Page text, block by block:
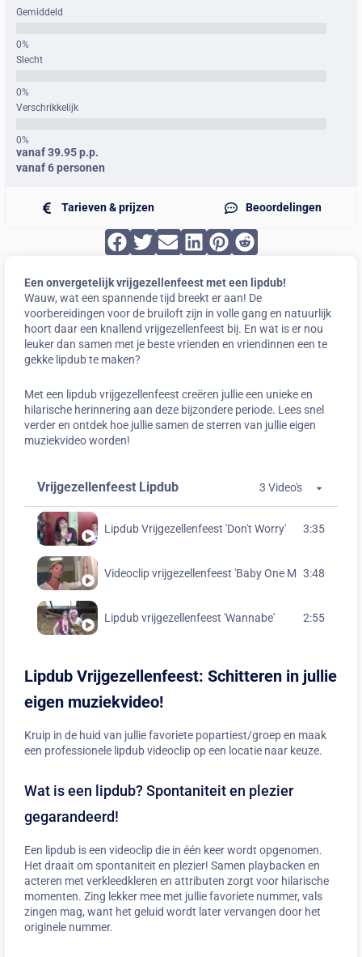
Een onvergetelijk vrijgezellenfeest met een lipdub!
Wauw, wat een spannende tijd breekt er aan! De
voorbereidingen voor de bruiloft zijn in volle gang en natuurlijk
hoort daar een knallend vrijgezellenfeest bij. En wat is er nou
leuker dan samen met je beste vrienden en vriendinnen een te
gekke lipdub te maken?
Met een lipdub vrijgezellenfeest creëren jullie een unieke en
hilarische herinnering aan deze bijzondere periode. Lees snel
verder en ontdek hoe jullie samen de sterren van jullie eigen
muziekvideo worden!
Vrijgezellenfeest Lipdub 3 Video's
Lipdub Vrijgezellenfeest 'Don't Worry' 3:35
Videoclip vrijgezellenfeest 'Baby One More Time'
3:48
Lipdub vrijgezellenfeest 'Wannabe' 2:55
Lipdub Vrijgezellenfeest: Schitteren in jullie
eigen muziekvideo!
Kruip in de huid van jullie favoriete popartiest/groep en maak
een professionele lipdub videoclip op een locatie naar keuze.
Wat is een lipdub? Spontaniteit en plezier
gegarandeerd!
Een lipdub is een videoclip die in één keer wordt opgenomen.
Het draait om spontaniteit en plezier! Samen playbacken en
acteren met verkleedkleren en attributen zorgt voor hilarische
momenten. Zing lekker mee met jullie favoriete nummer, vals
zingen mag, want het geluid wordt later vervangen door het
originele nummer.
Gemiddeld
Slecht
Verschrikkelijk
vanaf 39.95 p.p.
vanaf 6 personen
Tarieven & prijzen Beoordelingen